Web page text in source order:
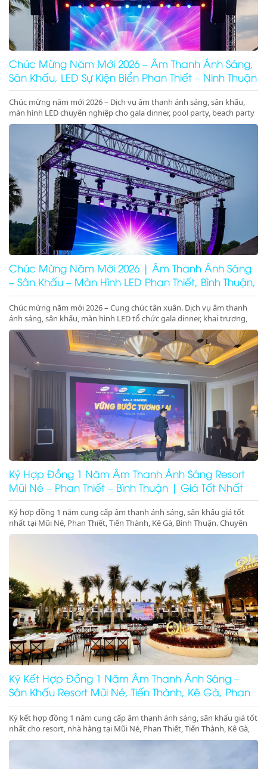
Chúc Mừng Năm Mới 2026 – Âm Thanh Ánh Sáng,
Sân Khấu, LED Sự Kiện Biển Phan Thiết – Ninh Thuận
Chúc mừng năm mới 2026 – Dịch vụ âm thanh ánh sáng, sân khấu,
màn hình LED chuyên nghiệp cho gala dinner, pool party, beach party
tại Phan Thiết, Ninh Thuận. Nhận ký hợp đồng dài hạn giá tốt.
Chúc Mừng Năm Mới 2026 | Âm Thanh Ánh Sáng
– Sân Khấu – Màn Hình LED Phan Thiết, Bình Thuận,
Ninh Thuận
Chúc mừng năm mới 2026 – Cung chúc tân xuân. Dịch vụ âm thanh
ánh sáng, sân khấu, màn hình LED tổ chức gala dinner, khai trương,
khánh thành, động thổ tại Phan Thiết, Bình Thuận, Ninh Thuận. Giá
tốt – chuyên nghiệp – concept 2026
Ký Hợp Đồng 1 Năm Âm Thanh Ánh Sáng Resort
Mũi Né – Phan Thiết – Bình Thuận | Giá Tốt Nhất
Ký hợp đồng 1 năm cung cấp âm thanh ánh sáng, sân khấu giá tốt
nhất tại Mũi Né, Phan Thiết, Tiến Thành, Kê Gà, Bình Thuận. Chuyên
gala dinner, pool party, beach party resort chuyên nghiệp. Gọi ngay để
Ký Kết Hợp Đồng 1 Năm Âm Thanh Ánh Sáng –
Sân Khấu Resort Mũi Né, Tiến Thành, Kê Gà, Phan
Thiết, Ninh Thuận
Ký kết hợp đồng 1 năm cung cấp âm thanh ánh sáng, sân khấu giá tốt
nhất cho resort, nhà hàng tại Mũi Né, Phan Thiết, Tiến Thành, Kê Gà,
Ninh Thuận, Ninh Chữ, Phan Rang. Tổ chức gala dinner, pool party,